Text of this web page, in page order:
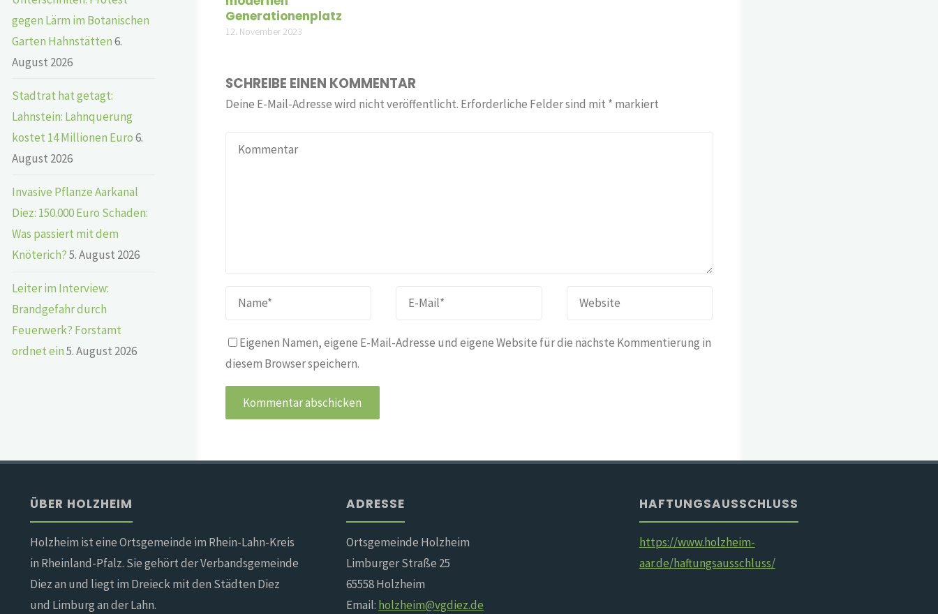
Generationenplatz
12. November 2023
SCHREIBE EINEN KOMMENTAR
Deine E-Mail-Adresse wird nicht veröffentlicht. Erforderliche Felder sind mit * markiert
Eigenen Namen, eigene E-Mail-Adresse und eigene Website für die nächste Kommentierung in
diesem Browser speichern.
gegen Lärm im Botanischen
Garten Hahnstätten6.
August 2026
Stadtrat hat getagt:
Lahnstein: Lahnquerung
kostet 14 Millionen Euro6.
August 2026
Invasive Pflanze Aarkanal
Diez: 150.000 Euro Schaden:
Was passiert mit dem
Knöterich?5. August 2026
Leiter im Interview:
Brandgefahr durch
Feuerwerk? Forstamt
ordnet ein5. August 2026
ÜBER HOLZHEIM
Holzheim ist eine Ortsgemeinde im Rhein-Lahn-Kreis
in Rheinland-Pfalz. Sie gehört der Verbandsgemeinde
Diez an und liegt im Dreieck mit den Städten Diez
und Limburg an der Lahn.
ADRESSE
Ortsgemeinde Holzheim
Limburger Straße 25
65558 Holzheim
Email: holzheim@vgdiez.de
HAFTUNGSAUSSCHLUSS
https://www.holzheim-
aar.de/haftungsausschluss/